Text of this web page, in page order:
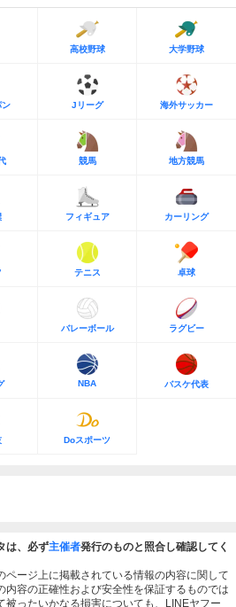
高校野球 大学野球
ン Jリーグ 海外サッカー
競馬 地方競馬
フィギュア カーリング
テニス 卓球
バレーボール ラグビー
NBA バスケ代表
Doスポーツ
は、必ず主催者発行のものと照合し確認してく
ページ上に掲載されている情報の内容に関して
内容の正確性および安全性を保証するものでは
被ったいかなる損害についても、LINEヤフー